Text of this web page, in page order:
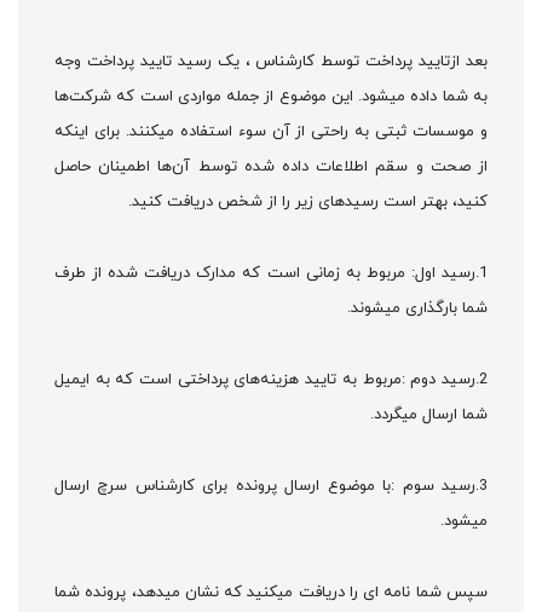
بعد ازتایید پرداخت توسط کارشناس ، یک رسید تایید پرداخت وجه
به شما داده میشود. این موضوع از جمله مواردی است که شرکت‌ها
و موسسات ثبتی به راحتی از آن سوء استفاده میکنند. برای اینکه
از صحت و سقم اطلاعات داده شده توسط آن‌ها اطمینان حاصل
کنید، بهتر است رسیدهای زیر را از شخص دریافت کنید.
1.رسید اول: مربوط به زمانی است که مدارک دریافت شده از طرف
شما بارگذاری میشوند.
2.رسید دوم :مربوط به تایید هزینه‌های پرداختی است که به ایمیل
شما ارسال میگردد.
3.رسید سوم :با موضوع ارسال پرونده برای کارشناس سرچ ارسال
میشود.
سپس شما نامه ای را دریافت میکنید که نشان میدهد، پرونده شما